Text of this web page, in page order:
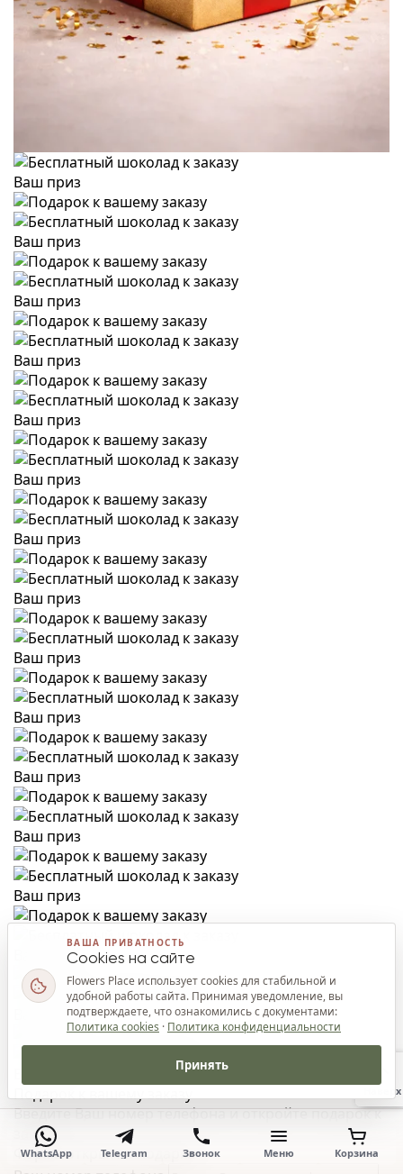
Ваш приз
Ваш приз
Ваш приз
Ваш приз
Ваш приз
Ваш приз
Ваш приз
Ваш приз
Ваш приз
Ваш приз
Ваш приз
Ваш приз
Ваш приз
Ваш приз
Ваш приз
Подарок к вашему заказу
Введите Ваш номер телефона и откройте подарок к
заказу.
Форма открытия подарка
WhatsApp Telegram Звонок Меню Корзина
Наверх
ВАША ПРИВАТНОСТЬ
Cookies на сайте
Flowers Place использует cookies для стабильной и
удобной работы сайта. Принимая уведомление, вы
подтверждаете, что ознакомились с документами:
Политика cookies · Политика конфиденциальности
Принять